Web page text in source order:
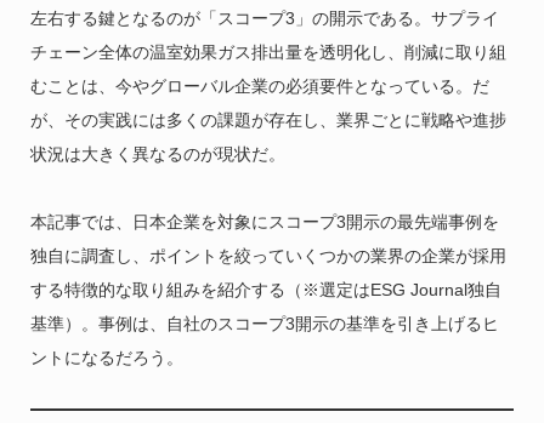
左右する鍵となるのが「スコープ3」の開示である。サプライ
チェーン全体の温室効果ガス排出量を透明化し、削減に取り組
むことは、今やグローバル企業の必須要件となっている。だ
が、その実践には多くの課題が存在し、業界ごとに戦略や進捗
状況は大きく異なるのが現状だ。
本記事では、日本企業を対象にスコープ3開示の最先端事例を
独自に調査し、ポイントを絞っていくつかの業界の企業が採用
する特徴的な取り組みを紹介する（※選定はESG Journal独自
基準）。事例は、自社のスコープ3開示の基準を引き上げるヒ
ントになるだろう。